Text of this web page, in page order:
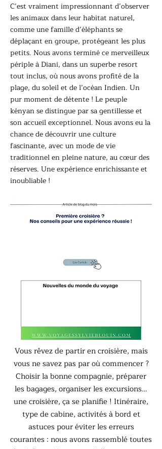
C’est vraiment impressionnant d’observer
les animaux dans leur habitat naturel,
comme une famille d’éléphants se
déplaçant en groupe, protégeant les plus
petits. Nous avons terminé ce merveilleux
périple à Diani, dans un superbe resort
tout inclus, où nous avons profité de la
plage, du soleil et de l’océan Indien. Un
pur moment de détente ! Le peuple
kényan se distingue par sa gentillesse et
son accueil exceptionnel. Nous avons eu la
chance de découvrir une culture
fascinante, avec un mode de vie
traditionnel en pleine nature, au cœur des
réserves. Une expérience enrichissante et
inoubliable !
Vous rêvez de partir en croisière, mais
vous ne savez pas par où commencer ?
Choisir la bonne compagnie, préparer
les bagages, organiser les excursions…
une croisière, ça se planifie ! Itinéraire,
type de cabine, activités à bord et
astuces pour éviter les erreurs
courantes : nous avons rassemblé toutes